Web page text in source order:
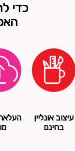
כדי
עיצוב אונליין
בחינם